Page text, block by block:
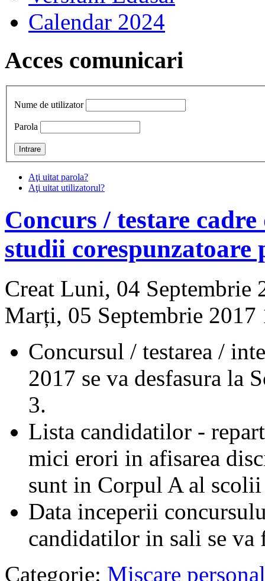
Calendar 2024
Acces comunicari
Nume de utilizator
Parola
Aţi uitat parola?
Aţi uitat utilizatorul?
Concurs / testare
studii corespunzatoare
Creat Luni, 04 Septembrie
Marți, 05 Septembrie 2017
Concursul / testarea /
2017 se va desfasura la
3.
Lista candidatilor -
mici erori in afisarea
sunt in Corpul A al
Data inceperii
candidatilor in sali se
Categorie: Miscare